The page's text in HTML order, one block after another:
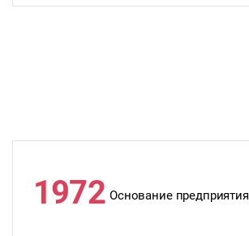
Основание предприятия
1972